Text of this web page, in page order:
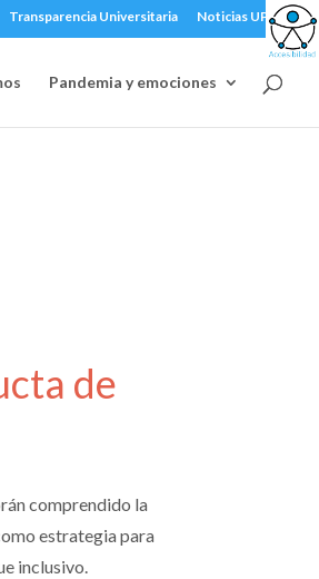
Transparencia Universitaria Noticias UPLA
Pandemia y emociones
de
comprendido la
estrategia para
inclusivo.